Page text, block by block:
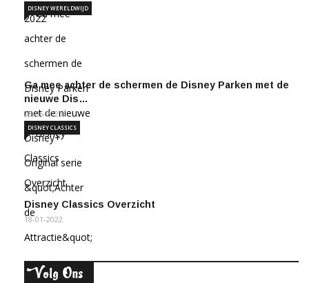
Ga mee achter de schermen de Disney Parken met de
nieuwe Dis…
DISNEY WERELDWIJD
08-06-2021
Disney Classics Overzicht
DISNEY CLASSICS
18-01-2022
Volg Ons